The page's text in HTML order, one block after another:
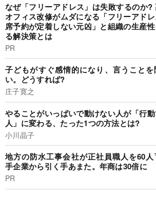
なぜ「フリーアドレス」は失敗するのか?
オフィス改修がムダになる「フリーアド
席予約が定着しない元凶」と組織の生産
る解決策とは
PR
子どもがすぐ感情的になり、言うこと
い。どうすれば?
庄子寛之
やることがいっぱいで動けない人が「行
人」に変わる、たった1つの方法とは?
小川晶子
地方の防水工事会社が正社員職人を60
手企業から引く手あまた。年商は30倍に
PR